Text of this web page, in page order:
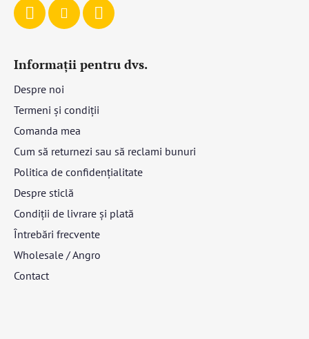
Informații pentru dvs.
Despre noi
Termeni și condiții
Comanda mea
Cum să returnezi sau să reclami bunuri
Politica de confidențialitate
Despre sticlă
Condiții de livrare și plată
Întrebări frecvente
Wholesale / Angro
Contact